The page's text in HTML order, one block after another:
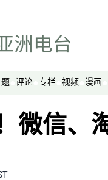
评论 专栏 视频 漫画
微信、